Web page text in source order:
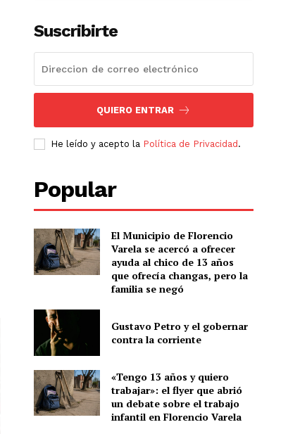
Suscribirte
QUIERO ENTRAR
He leído y acepto la Política de Privacidad .
Popular
El Municipio de Florencio
Varela se acercó a ofrecer
ayuda al chico de 13 años
que ofrecía changas, pero la
familia se negó
Gustavo Petro y el gobernar
contra la corriente
«Tengo 13 años y quiero
trabajar»: el flyer que abrió
un debate sobre el trabajo
infantil en Florencio Varela